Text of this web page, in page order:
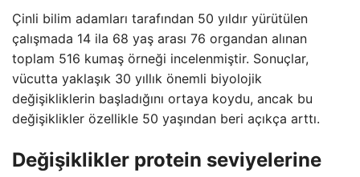
Çinli bilim adamları tarafından 50 yıldır yürütülen
çalışmada 14 ila 68 yaş arası 76 organdan alınan
toplam 516 kumaş örneği incelenmiştir. Sonuçlar,
vücutta yaklaşık 30 yıllık önemli biyolojik
değişikliklerin başladığını ortaya koydu, ancak bu
değişiklikler özellikle 50 yaşından beri açıkça arttı.
Değişiklikler protein seviyelerine